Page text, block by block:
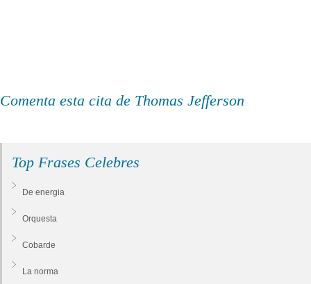
Comenta esta cita de Thomas Jefferson
Top Frases Celebres
De energia
Orquesta
Cobarde
La norma